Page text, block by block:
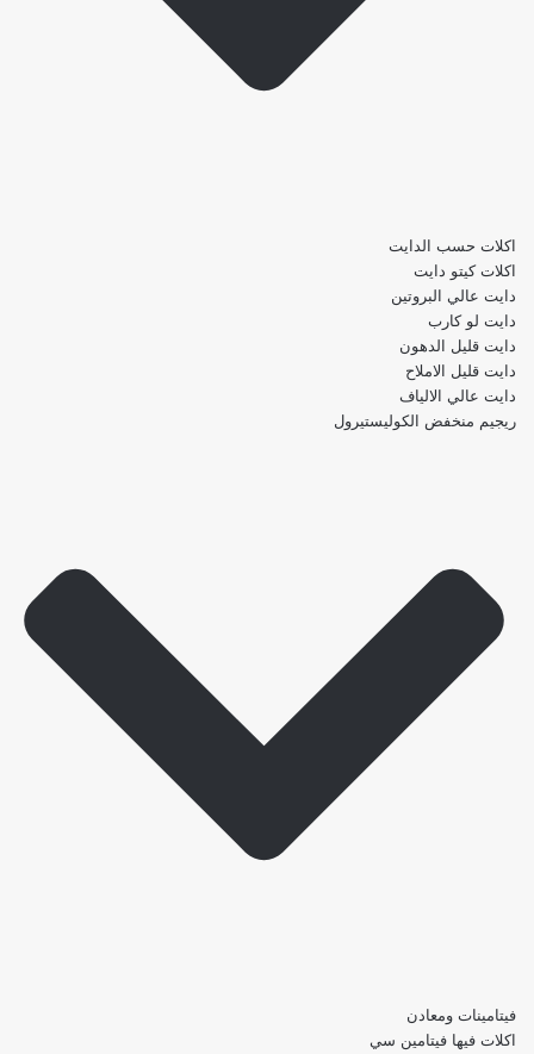
اكلات حسب الدايت
اكلات كيتو دايت
دايت عالي البروتين
دايت لو كارب
دايت قليل الدهون
دايت قليل الاملاح
دايت عالي الالياف
ريجيم منخفض الكوليستيرول
فيتامينات ومعادن
اكلات فيها فيتامين سي